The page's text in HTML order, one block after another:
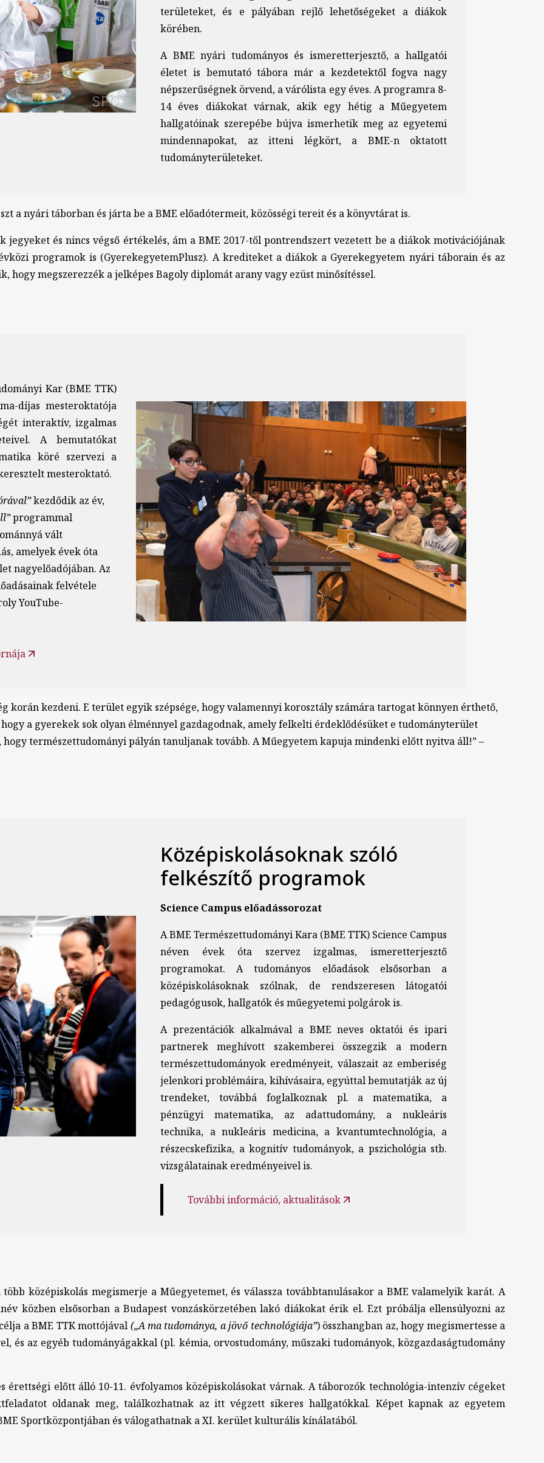
területeket, és e pályában rejlő lehetőségeket a diákok
körében.
A BME nyári tudományos és ismeretterjesztő, a hallgatói
életet is bemutató tábora már a kezdetektől fogva nagy
népszerűségnek örvend, a várólista egy éves. A programra 8-
14 éves diákokat várnak, akik egy hétig a Műegyetem
hallgatóinak szerepébe bújva ismerhetik meg az egyetemi
mindennapokat, az itteni légkört, a BME-n oktatott
tudományterületeket.
a nyári táborban és járta be a BME előadótermeit, közösségi tereit és a könyvtárat is.
és nincs végső értékelés, ám a BME 2017-től pontrendszert vezetett be a diákok motivációjának
programok is (GyerekegyetemPlusz). A krediteket a diákok a Gyerekegyetem nyári táborain és az
megszerezzék a jelképes Bagoly diplomát arany vagy ezüst minősítéssel.
Kar (BME TTK)
díjas mesteroktatója
interaktív, izgalmas
A bemutatókat
köré szervezi a
mesteroktató.
kezdődik az év,
programmal
vált
amelyek évek óta
nagyelőadójában. Az
felvétele
YouTube-
Kép
korán kezdeni. E terület egyik szépsége, hogy valamennyi korosztály számára tartogat könnyen érthető,
a gyerekek sok olyan élménnyel gazdagodnak, amely felkelti érdeklődésüket e tudományterület
természettudományi pályán tanuljanak tovább. A Műegyetem kapuja mindenki előtt nyitva áll!” –
Középiskolásoknak szóló
felkészítő programok
Science Campus előadássorozat
A BME Természettudományi Kara (BME TTK) Science Campus
néven évek óta szervez izgalmas, ismeretterjesztő
programokat. A tudományos előadások elsősorban a
középiskolásoknak szólnak, de rendszeresen látogatói
pedagógusok, hallgatók és műegyetemi polgárok is.
A prezentációk alkalmával a BME neves oktatói és ipari
partnerek meghívott szakemberei összegzik a modern
természettudományok eredményeit, válaszait az emberiség
jelenkori problémáira, kihívásaira, egyúttal bemutatják az új
trendeket, továbbá foglalkoznak pl. a matematika, a
pénzügyi matematika, az adattudomány, a nukleáris
technika, a nukleáris medicina, a kvantumtechnológia, a
részecskefizika, a kognitív tudományok, a pszichológia stb.
vizsgálatainak eredményeivel is.
További információ, aktualitások
középiskolás megismerje a Műegyetemet, és válassza továbbtanulásakor a BME valamelyik karát. A
közben elsősorban a Budapest vonzáskörzetében lakó diákokat érik el. Ezt próbálja ellensúlyozni az
a BME TTK mottójával („A ma tudománya, a jövő technológiája”) összhangban az, hogy megismertesse a
és az egyéb tudományágakkal (pl. kémia, orvostudomány, műszaki tudományok, közgazdaságtudomány
érettségi előtt álló 10-11. évfolyamos középiskolásokat várnak. A táborozók technológia-intenzív cégeket
oldanak meg, találkozhatnak az itt végzett sikeres hallgatókkal. Képet kapnak az egyetem
Sportközpontjában és válogathatnak a XI. kerület kulturális kínálatából.